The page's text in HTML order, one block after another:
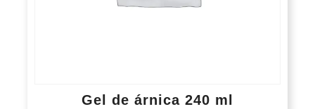
Gel de árnica 240 ml